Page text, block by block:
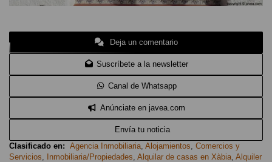
Deja un comentario
Suscríbete a la newsletter
Canal de Whatsapp
Anúnciate en javea.com
Envía tu noticia
Clasificado en: Agencia Inmobiliaria Alojamientos Comercios y
Servicios
Inmobiliaria/Propiedades Alquilar de casas en Xàbia Alquiler